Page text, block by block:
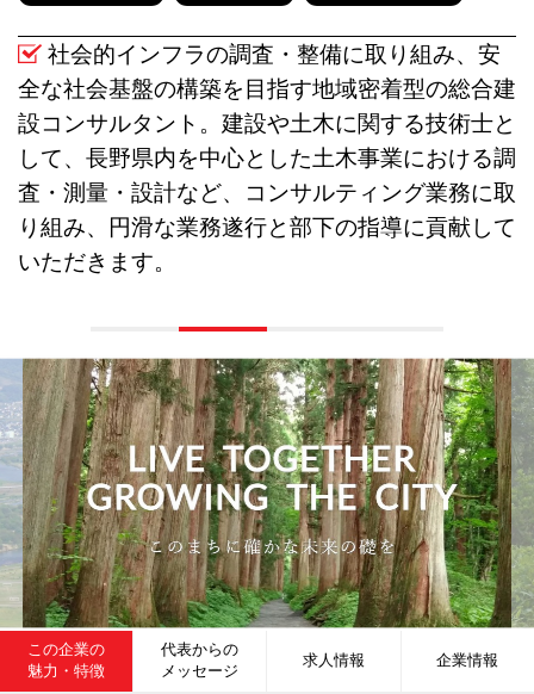
社会的インフラの調査・整備に取り組み、安
全な社会基盤の構築を目指す地域密着型の総合建
設コンサルタント。建設や土木に関する技術士と
して、長野県内を中心とした土木事業における調
査・測量・設計など、コンサルティング業務に取
り組み、円滑な業務遂行と部下の指導に貢献して
いただきます。
この企業の
魅力・特徴
代表からの
メッセージ
求人情報 企業情報